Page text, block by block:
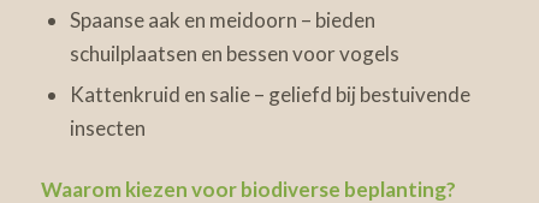
Spaanse aak en meidoorn – bieden
schuilplaatsen en bessen voor vogels
Kattenkruid en salie – geliefd bij bestuivende
insecten
Waarom kiezen voor biodiverse beplanting?